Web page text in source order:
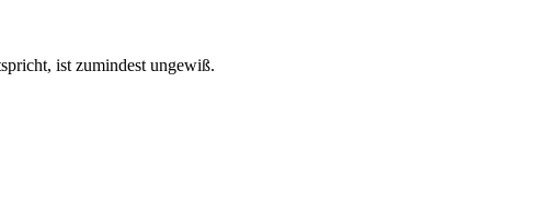
ist zumindest ungewiß.